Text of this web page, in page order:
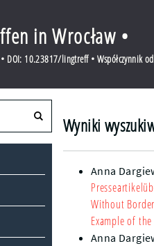
in Wrocław •
DOI: 10.23817/lingtreff • Współczynnik
Wyniki
Anna
Without
Example of
Anna